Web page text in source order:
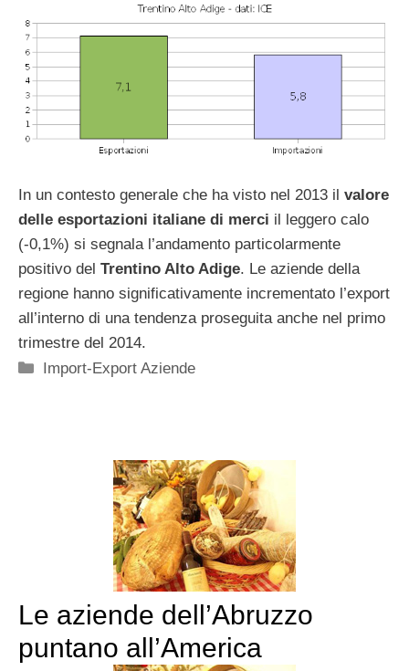
In un contesto generale che ha visto nel 2013 il valore
delle esportazioni italiane di merci il leggero calo
(-0,1%) si segnala l’andamento particolarmente
positivo del Trentino Alto Adige. Le aziende della
regione hanno significativamente incrementato l’export
all’interno di una tendenza proseguita anche nel primo
trimestre del 2014.
Categorie
Import-Export Aziende
Le aziende dell’Abruzzo
puntano all’America